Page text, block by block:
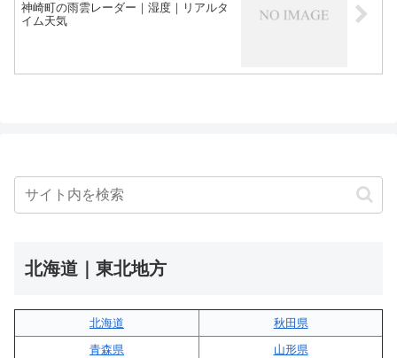
神崎町の雨雲レーダー｜湿度｜リアルタ
イム天気
北海道｜東北地方
北海道
秋田県
青森県
山形県